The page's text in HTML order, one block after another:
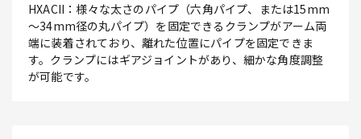
HXACII：様々な太さのパイプ（六角パイプ、または15mm
～34mm径の丸パイプ）を固定できるクランプがアーム両
端に装着されており、離れた位置にパイプを固定できま
す。クランプにはギアジョイントがあり、細かな角度調整
が可能です。